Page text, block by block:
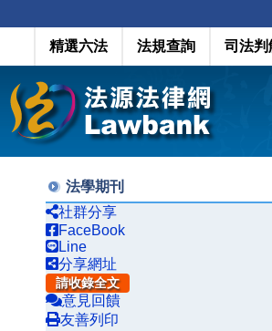
精選六法 法規查詢 司法判
法學期刊
社群分享
FaceBook
Line
分享網址
請收錄全文
意見回饋
友善列印